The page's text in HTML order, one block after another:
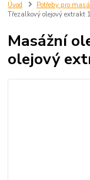
Úvod Potřeby pro
Třezalkový olejový extrakt
Masážní
olejový